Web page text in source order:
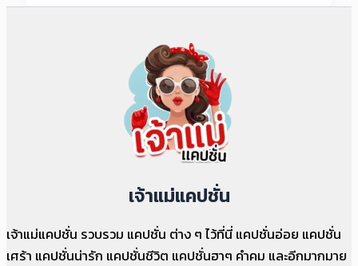
เจ้าแม่แคปชั่น
เจ้าแม่แคปชั่น รวบรวม แคปชั่น ต่าง ๆ ไว้ที่นี่ แคปชั่นอ่อย แคปชั่น
เศร้า แคปชั่นน่ารัก แคปชั่นชีวิต แคปชั่นฮาๆ คำคม และอีกมากมาย